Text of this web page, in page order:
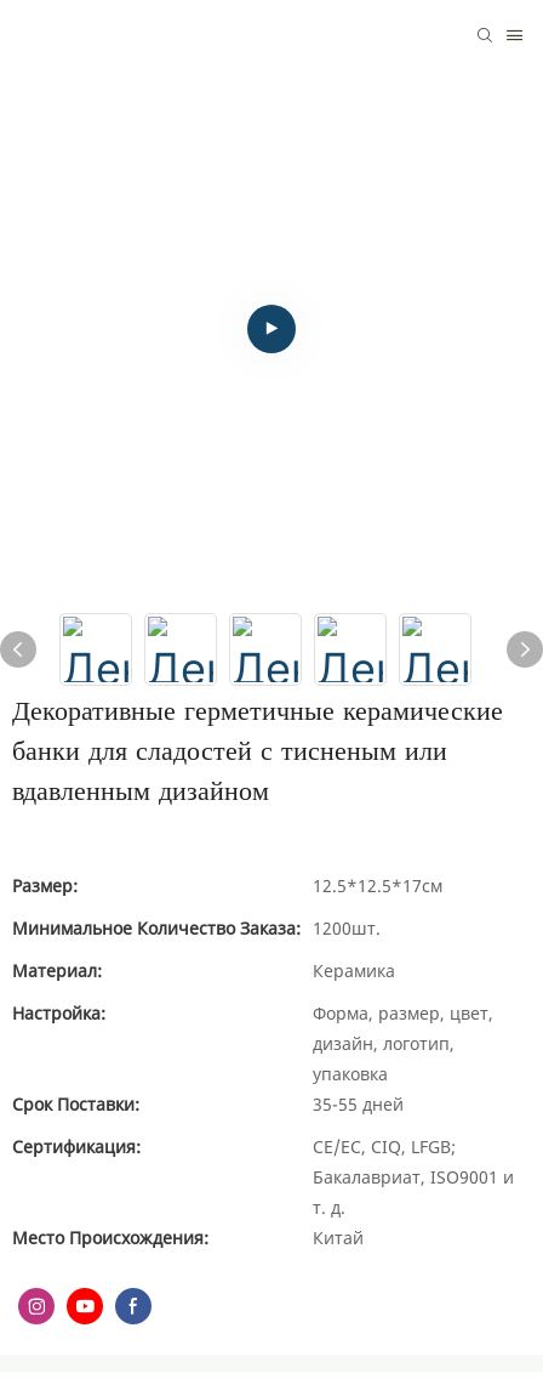
Декоративные герметичные керамические
банки для сладостей с тисненым или
вдавленным дизайном
Размер:
12.5*12.5*17см
Минимальное Количество Заказа: 1200шт.
Материал:
Керамика
Настройка:
Форма, размер, цвет,
дизайн, логотип,
упаковка
Срок Поставки:
35-55 дней
Сертификация:
CE/ЕС, CIQ, LFGB;
Бакалавриат, ISO9001 и
т. д.
Место Происхождения:
Китай